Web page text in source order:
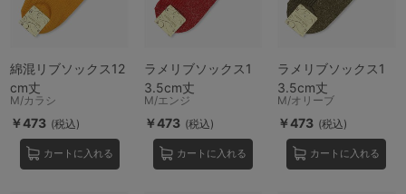
綿混リブソックス12
cm丈
M/カラシ
￥473 (税込)
カートに入れる
ラメリブソックス1
3.5cm丈
M/エンジ
￥473 (税込)
カートに入れる
ラメリブソックス1
3.5cm丈
M/オリーブ
￥473 (税込)
カートに入れる